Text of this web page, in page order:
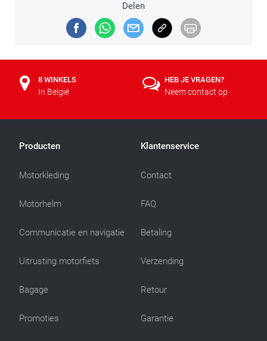
Delen
8 WINKELS
In België
HEB JE VRAGEN?
Neem contact op
Producten
Motorkleding
Motorhelm
Communicatie en navigatie
Uitrusting motorfiets
Bagage
Promoties
Klantenservice
Contact
FAQ
Betaling
Verzending
Retour
Garantie